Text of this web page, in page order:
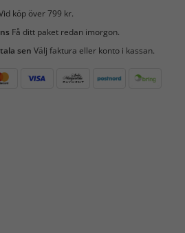
köp över 799 kr.
Få ditt paket redan imorgon.
sen Välj faktura eller konto i kassan.